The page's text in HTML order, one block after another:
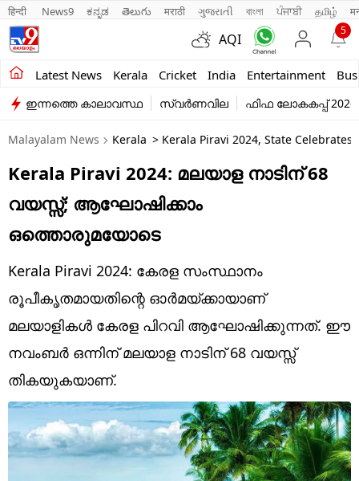
हिन्दी News9 ಕನ್ನಡ తెలుగు मराठी ગુજરાતી বাংলা ਪੰਜਾਬੀ தமிழ்
AQI
5
Latest News Kerala Cricket India Entertainment
Kerala
India
Entertainment
Business
Education
Lifestyle
world
Technology
Religion
Web Story
ഇന്നത്തെ കാലാവസ്ഥ സ്വർണവില ഫിഫ ലോകകപ്പ് 2026
Malayalam News Kerala > Kerala Piravi 2024, State
Kerala Piravi 2024: മലയാള നാടിന് 68
വയസ്സ്; ആഘോഷിക്കാം
ഒത്തൊരുമയോടെ
Kerala Piravi 2024: കേരള സംസ്ഥാനം
രൂപീകൃതമായതിന്റെ ഓർമയ്ക്കായാണ്
മലയാളികൾ കേരള പിറവി ആഘോഷിക്കുന്നത്. ഈ
നവംബർ ഒന്നിന് മലയാള നാടിന് 68 വയസ്സ്
തികയുകയാണ്.